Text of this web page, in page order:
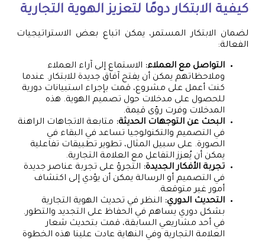
كيفية الابتكار دومًا لتعزيز الهوية التجارية
لضمان الابتكار المستمر، يمكن اتباع بعض الاستراتيجيات
الفعالة:
التواصل مع العملاء: الاستماع إلى آراء العملاء
وملاحظاتهم يمكن أن يفتح آفاق جديدة للابتكار. عندما
كنت أعمل على مشروع، قمت بإجراء استبيانات دورية
للحصول على مدخلات حول تصميم الهوية. هذه
المدخلات وفرت رؤى قيمة.
البحث عن التوجهات الحديثة: متابعة الاتجاهات الراهنة
في التصميم والتكنولوجيا تساعد في البقاء في
الصورة. على سبيل المثال، تطوير تطبيقات تفاعلية
يمكن أن يُعزز التفاعل مع العلامة التجارية.
تجربة الأفكار الجديدة: التجرؤ على تجربة عناصر جديدة
في التصميم أو الرسالة يمكن أن يؤدي إلى اكتشاف
أمور غير متوقعة.
التحديث الدوري: النظر في تحديث الهوية التجارية
بشكل دوري يساهم في الحفاظ على التجديد والتطور.
في أحد مشاريعي السابقة، قمت بتحديث شعار
العلامة التجارية وفي النهاية عادت علينا هذه الخطوة